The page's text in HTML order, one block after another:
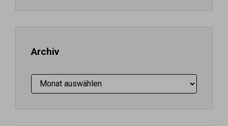
Archiv
Archiv